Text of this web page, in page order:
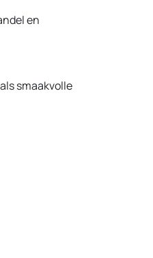
en
smaakvolle